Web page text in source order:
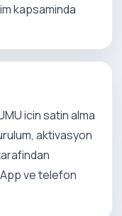
kapsaminda
icin satin alma
aktivasyon
ve telefon